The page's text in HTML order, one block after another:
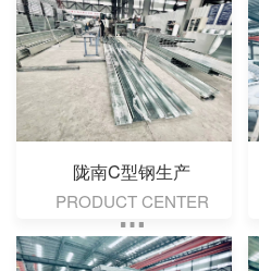
陇南C型钢生产
PRODUCT CENTER